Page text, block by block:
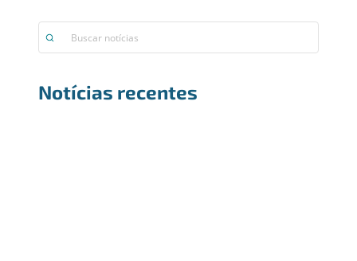
Notícias recentes